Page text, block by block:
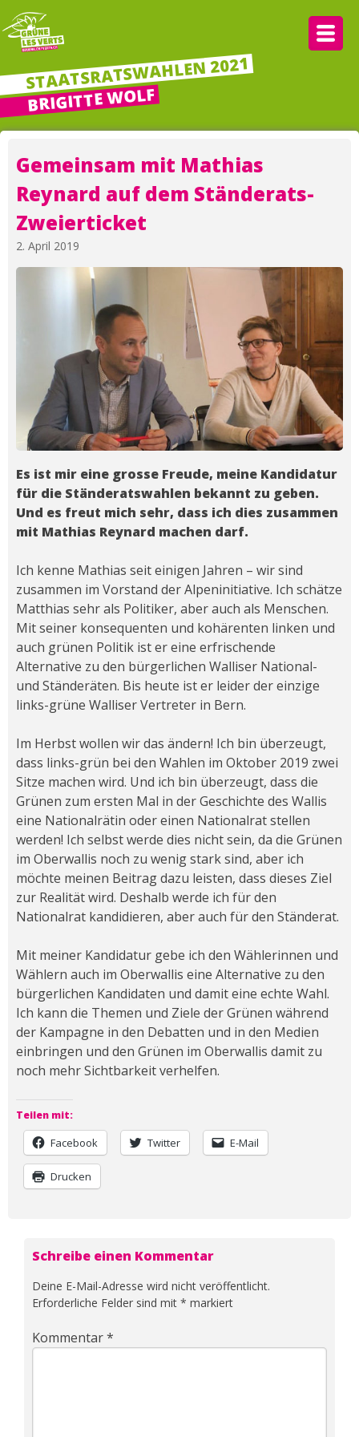
Zum
Inhalt
springen
STAATSRATSWAHLEN 2021
BRIGITTE WOLF
Gemeinsam mit Mathias
Reynard auf dem Ständerats-
Zweierticket
2. April 2019
Es ist mir eine grosse Freude, meine Kandidatur
für die Ständeratswahlen bekannt zu geben.
Und es freut mich sehr, dass ich dies zusammen
mit Mathias Reynard machen darf.
Ich kenne Mathias seit einigen Jahren – wir sind
zusammen im Vorstand der Alpeninitiative. Ich schätze
Matthias sehr als Politiker, aber auch als Menschen.
Mit seiner konsequenten und kohärenten linken und
auch grünen Politik ist er eine erfrischende
Alternative zu den bürgerlichen Walliser National-
und Ständeräten. Bis heute ist er leider der einzige
links-grüne Walliser Vertreter in Bern.
Im Herbst wollen wir das ändern! Ich bin überzeugt,
dass links-grün bei den Wahlen im Oktober 2019 zwei
Sitze machen wird. Und ich bin überzeugt, dass die
Grünen zum ersten Mal in der Geschichte des Wallis
eine Nationalrätin oder einen Nationalrat stellen
werden! Ich selbst werde dies nicht sein, da die Grünen
im Oberwallis noch zu wenig stark sind, aber ich
möchte meinen Beitrag dazu leisten, dass dieses Ziel
zur Realität wird. Deshalb werde ich für den
Nationalrat kandidieren, aber auch für den Ständerat.
Mit meiner Kandidatur gebe ich den Wählerinnen und
Wählern auch im Oberwallis eine Alternative zu den
bürgerlichen Kandidaten und damit eine echte Wahl.
Ich kann die Themen und Ziele der Grünen während
der Kampagne in den Debatten und in den Medien
einbringen und den Grünen im Oberwallis damit zu
noch mehr Sichtbarkeit verhelfen.
Teilen mit:
Facebook Twitter E-Mail
Drucken
Schreibe einen Kommentar
Deine E-Mail-Adresse wird nicht veröffentlicht.
Erforderliche Felder sind mit * markiert
Kommentar*